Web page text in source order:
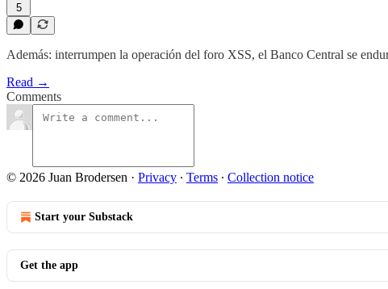
5
Además: interrumpen la operación del foro XSS, el Banco Central se
Read →
Comments
© 2026 Juan Brodersen · Privacy ∙ Terms ∙ Collection notice
Start your Substack
Get the app